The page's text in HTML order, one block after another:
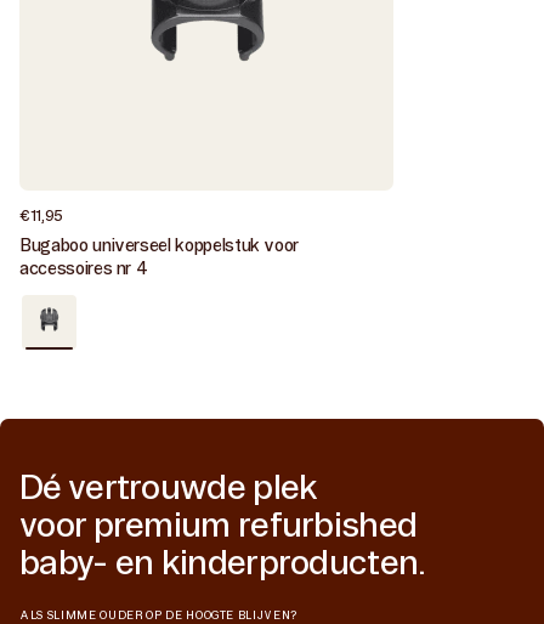
Normale
prijs
€11,95
Bugaboo universeel koppelstuk voor
accessoires nr 4
Goed
Dé vertrouwde plek
voor premium refurbished
baby- en kinderproducten.
ALS SLIMME OUDER OP DE HOOGTE BLIJVEN?